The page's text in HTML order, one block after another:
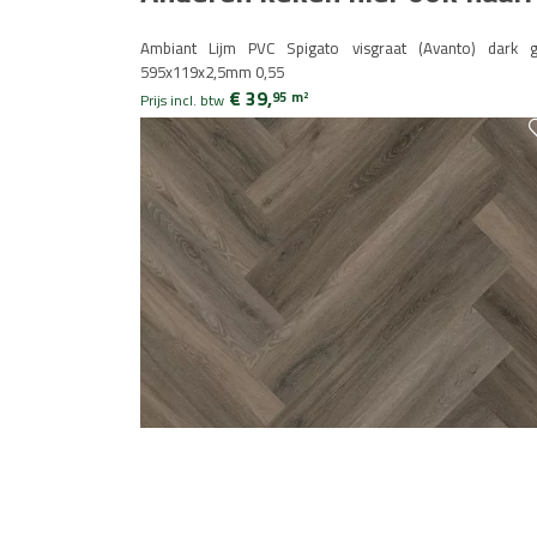
Ambiant Lijm PVC Spigato visgraat (Avanto) dark
595x119x2,5mm 0,55
Prijs incl. btw € 39,95 m2